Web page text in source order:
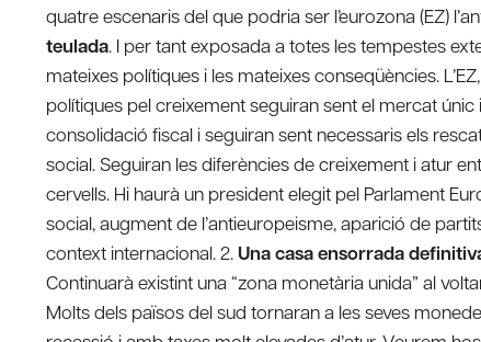
quatre escenaris del que podria ser l’eurozona (EZ)
teulada. I per tant exposada a totes les tempestes
mateixes polítiques i les mateixes conseqüències.
polítiques pel creixement seguiran sent el mercat
consolidació fiscal i seguiran sent necessaris els
social. Seguiran les diferències de creixement i atur
cervells. Hi haurà un president elegit pel Parlament
social, augment de l’antieuropeisme, aparició de
context internacional. 2. Una casa ensorrada
Continuarà existint una “zona monetària unida” al
Molts dels països del sud tornaran a les seves